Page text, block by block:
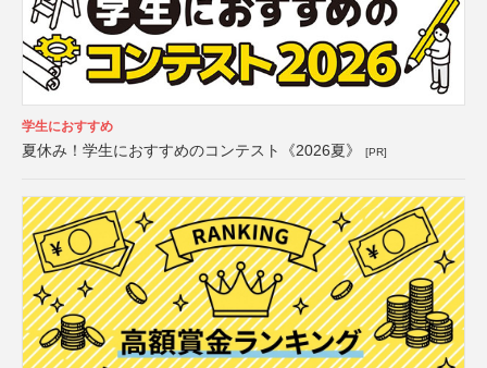
学生におすすめ
夏休み！学生におすすめのコンテスト《2026夏》 [PR]